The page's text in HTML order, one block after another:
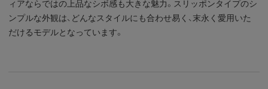
ィアならではの上品なシボ感も大きな魅力。スリッポンタイプのシ
ンプルな外観は、どんなスタイルにも合わせ易く、末永く愛用いた
だけるモデルとなっています。